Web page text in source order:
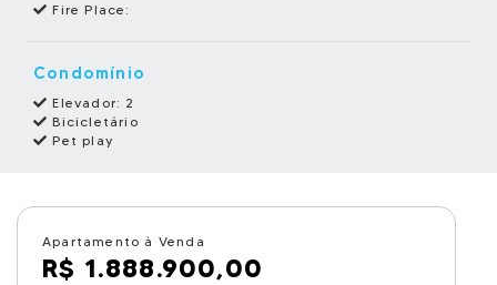
Fire Place:
Condomínio
Elevador: 2
Bicicletário
Pet play
Apartamento à Venda
R$ 1.888.900,00